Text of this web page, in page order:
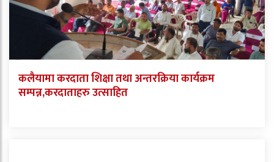
कलैयामा करदाता शिक्षा तथा अन्तरक्रिया कार्यक्रम
सम्पन्न,करदाताहरु उत्साहित